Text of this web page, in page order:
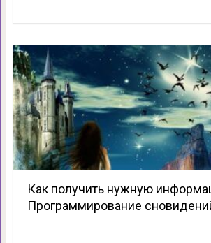
Как получить нужную
Программирование